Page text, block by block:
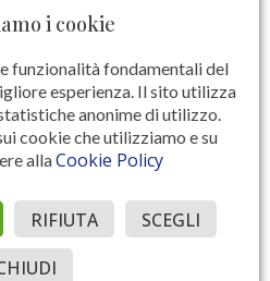
i cookie
funzionalità fondamentali del
esperienza. Il sito utilizza
anonime di utilizzo.
cookie che utilizziamo e su
allaCookie Policy
RIFIUTA
SCEGLI